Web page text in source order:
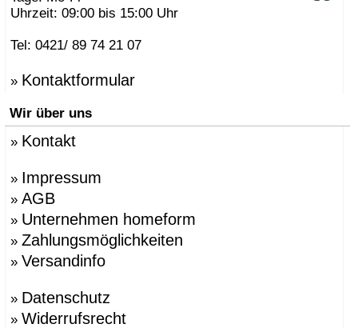
Uhrzeit: 09:00 bis 15:00 Uhr
Tel: 0421/ 89 74 21 07
» Kontaktformular
Wir über uns
» Kontakt
» Impressum
» AGB
» Unternehmen homeform
» Zahlungsmöglichkeiten
» Versandinfo
» Datenschutz
» Widerrufsrecht